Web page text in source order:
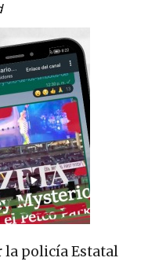
la policía Estatal